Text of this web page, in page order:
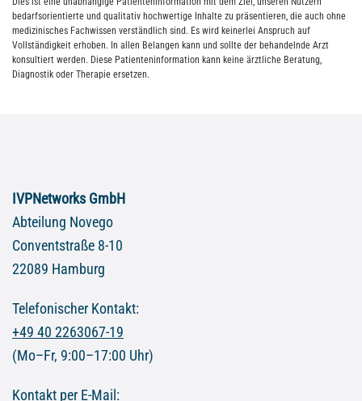
bedarfsorientierte und qualitativ hochwertige Inhalte zu präsentieren, die auch ohne
medizinisches Fachwissen verständlich sind. Es wird keinerlei Anspruch auf
Vollständigkeit erhoben. In allen Belangen kann und sollte der behandelnde Arzt
konsultiert werden. Diese Patienteninformation kann keine ärztliche Beratung,
Diagnostik oder Therapie ersetzen.
IVPNetworks GmbH
Abteilung Novego
Conventstraße 8-10
22089 Hamburg
Telefonischer Kontakt:
+49 40 2263067-19
(Mo–Fr, 9:00–17:00 Uhr)
Kontakt per E-Mail: